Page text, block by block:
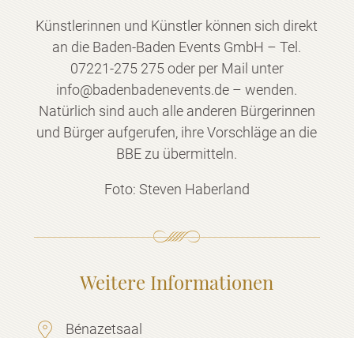
Künstlerinnen und Künstler können sich direkt
an die Baden-Baden Events GmbH – Tel.
07221-275 275 oder per Mail unter
info@badenbadenevents.de – wenden.
Natürlich sind auch alle anderen Bürgerinnen
und Bürger aufgerufen, ihre Vorschläge an die
BBE zu übermitteln.
Foto: Steven Haberland
Weitere Informationen
Bénazetsaal